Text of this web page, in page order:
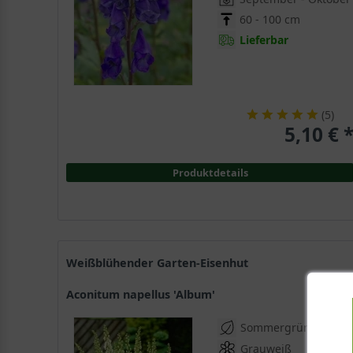
60 - 100 cm
Lieferbar
(5)
5,10 € *
Produktdetails
Weißblühender Garten-Eisenhut
Aconitum napellus 'Album'
Sommergrün
Grauweiß